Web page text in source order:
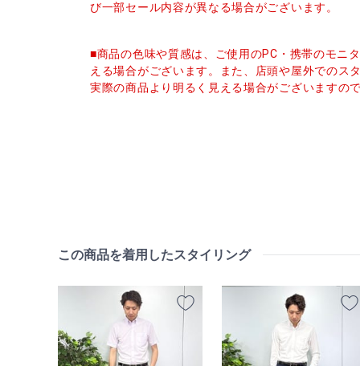
び一部セール内容が異なる場合がございます。
■商品の色味や質感は、ご使用のPC・携帯のモニ
える場合がございます。また、店頭や屋外でのス
実際の商品より明るく見える場合がございますの
この商品を着用したスタイリング